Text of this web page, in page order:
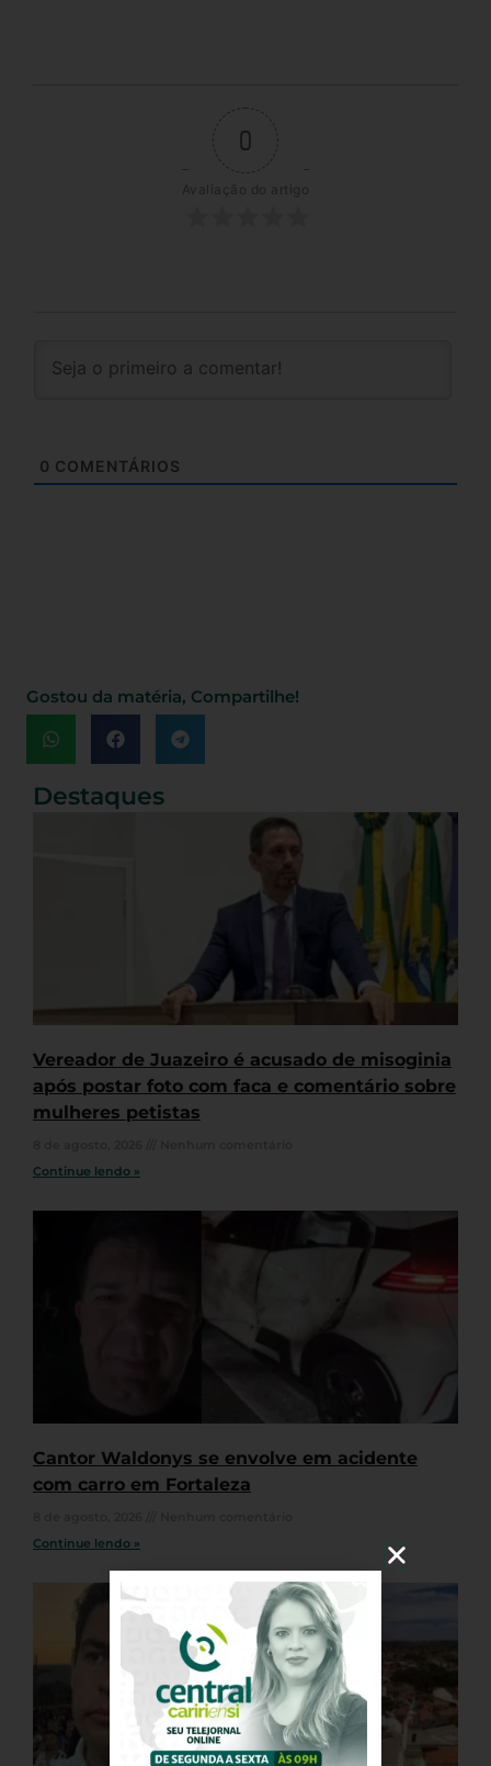
0
Avaliação do artigo
0 COMENTÁRIOS
Gostou da matéria, Compartilhe!
Destaques
Vereador de Juazeiro é acusado de misoginia
após postar foto com faca e comentário sobre
mulheres petistas
Continue lendo »
Cantor Waldonys se envolve em acidente
com carro em Fortaleza
Continue lendo »